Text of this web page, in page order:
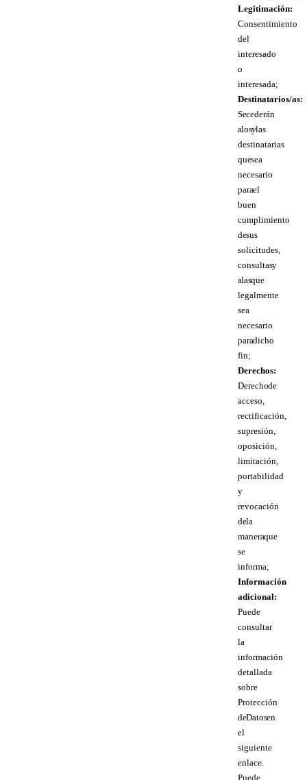
Legitimación:
Consentimiento
del
interesado
o
interesada;
Destinatarios/as:
Se cederán
a los y las
destinatarias
que sea
necesario
para el
buen
cumplimiento
de sus
solicitudes,
consultas y
a las que
legalmente
sea
necesario
para dicho
fin;
Derechos:
Derecho de
acceso,
rectificación,
supresión,
oposición,
limitación,
portabilidad
y
revocación
de la
manera que
se
informa;
Información
adicional:
Puede
consultar
la
información
detallada
sobre
Protección
de Datos en
el
siguiente
enlace.
Puede